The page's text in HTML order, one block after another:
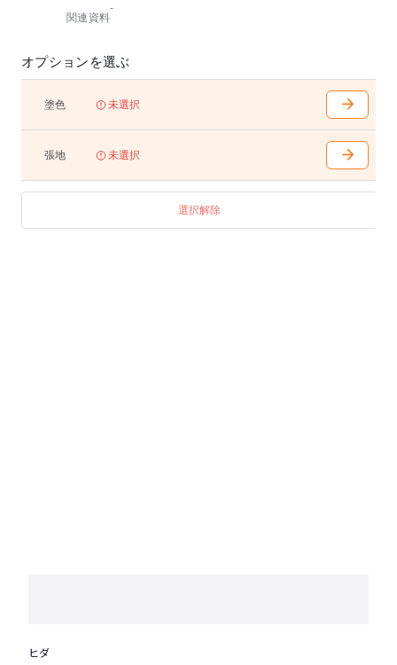
また、座カバーの替えもございます。
※本革仕様の場合、クッションの中央にステッチが入
ります。
関連資料
-
オプションを選ぶ
塗色 未選択
張地 未選択
選択解除
ヒダ